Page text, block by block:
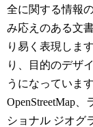
全に関する情報
み応えのある文
り易く表現します
り、目的のデザ
うになっていま
OpenStreetMap
ショナル ジオグ